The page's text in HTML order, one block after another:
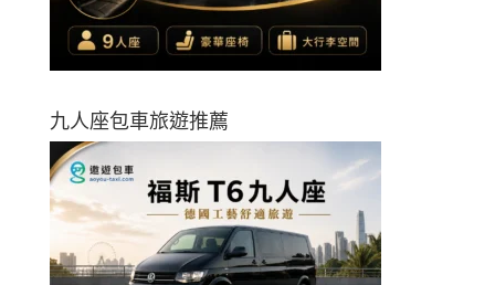
九人座包車旅遊推薦